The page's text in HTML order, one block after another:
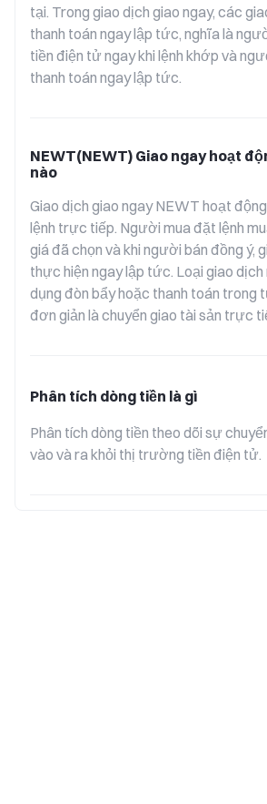
tại. Trong giao dịch giao ngay, các
thanh toán ngay lập tức, nghĩa là
tiền điện tử ngay khi lệnh khớp và
thanh toán ngay lập tức.
NEWT(NEWT) Giao ngay hoạt
nào
Giao dịch giao ngay NEWT hoạt
lệnh trực tiếp. Người mua đặt lệnh
giá đã chọn và khi người bán đồng ý,
thực hiện ngay lập tức. Loại giao
dụng đòn bẩy hoặc thanh toán trong
đơn giản là chuyển giao tài sản trực
Phân tích dòng tiền là gì
Phân tích dòng tiền theo dõi sự
vào và ra khỏi thị trường tiền điện tử.